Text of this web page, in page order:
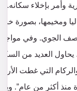
وأمر بإخلاء سكانه.
ومخيمها، بصورة
الجوي. وفي
العديد من
التي غطت
منذ أكثر من عام”.